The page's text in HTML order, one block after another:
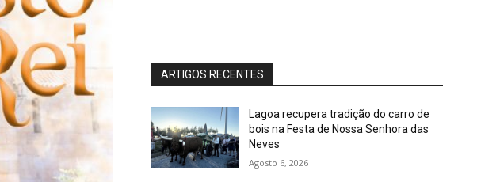
ARTIGOS RECENTES
Lagoa recupera tradição do carro de
bois na Festa de Nossa Senhora das
Neves
Agosto 6, 2026